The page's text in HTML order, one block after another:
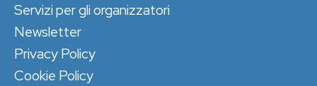
Servizi per gli organizzatori
Newsletter
Privacy Policy
Cookie Policy